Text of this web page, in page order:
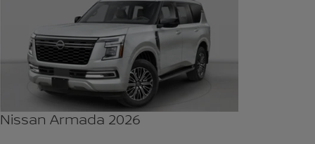
VOIR PLUS
Nissan Armada 2026